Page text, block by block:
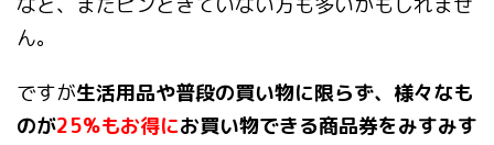
ん。
ですが生活用品や普段の買い物に限らず、様々なも
のが25%もお得にお買い物できる商品券をみすみす